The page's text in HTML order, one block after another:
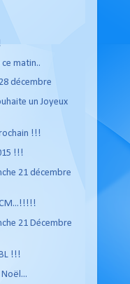
matin..
décembre
un Joyeux
!!!
!!!
21 décembre
21 Décembre
!!!